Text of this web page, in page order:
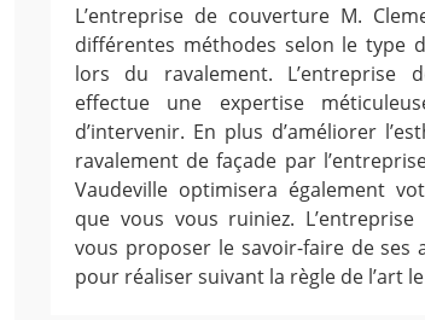
L’entreprise de couverture M.
différentes méthodes selon le type
lors du ravalement. L’entreprise
effectue une expertise
d’intervenir. En plus d’améliorer
ravalement de façade par
Vaudeville optimisera également
que vous vous ruiniez.
vous proposer le savoir-faire de ses
pour réaliser suivant la règle de l’art